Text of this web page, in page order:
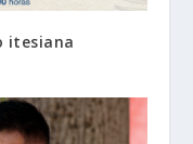
itesiana